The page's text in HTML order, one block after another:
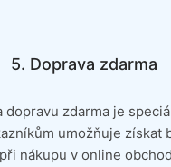
5. Doprava zdarma
dopravu zdarma je
umožňuje získat
nákupu v online